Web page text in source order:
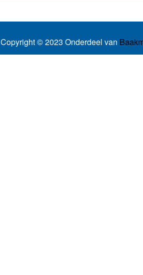
Copyright © 2023 Onderdeel van